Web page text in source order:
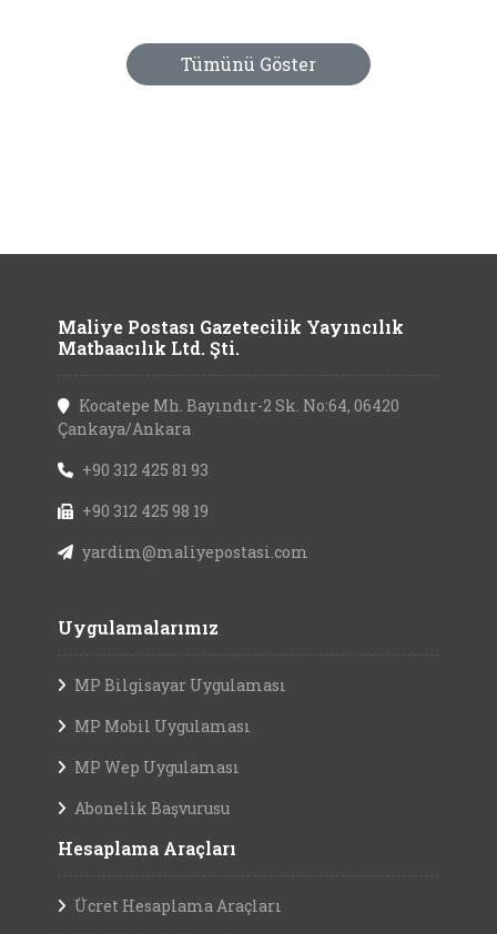
Tümünü Göster
Maliye Postası Gazetecilik Yayıncılık
Matbaacılık Ltd. Şti.
Kocatepe Mh. Bayındır-2 Sk. No:64, 06420
Çankaya/Ankara
+90 312 425 81 93
+90 312 425 98 19
yardim@maliyepostasi.com
Uygulamalarımız
MP Bilgisayar Uygulaması
MP Mobil Uygulaması
MP Wep Uygulaması
Abonelik Başvurusu
Hesaplama Araçları
Ücret Hesaplama Araçları